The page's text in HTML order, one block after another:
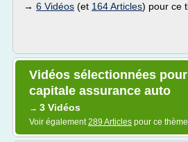
→ 6 Vidéos (et 164 Articles) pour ce
Vidéos sélectionnées
capitale assurance auto
→ 3 Vidéos
Voir également289 Articles pour ce thème